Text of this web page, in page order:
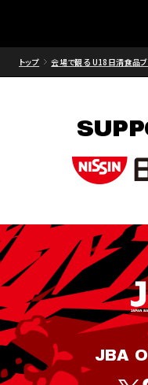
トップ 会場で観る U18日清食品
JBA